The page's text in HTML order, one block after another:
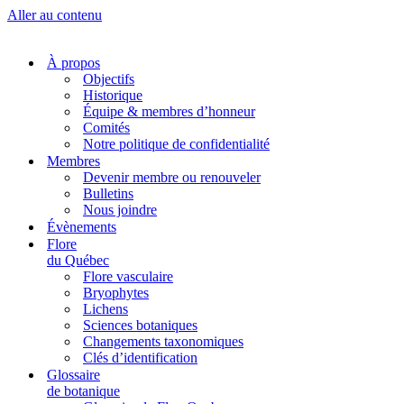
Aller au contenu
À propos
Objectifs
Historique
Équipe & membres d’honneur
Comités
Notre politique de confidentialité
Membres
Devenir membre ou renouveler
Bulletins
Nous joindre
Évènements
Flore
du Québec
Flore vasculaire
Bryophytes
Lichens
Sciences botaniques
Changements taxonomiques
Clés d’identification
Glossaire
de botanique